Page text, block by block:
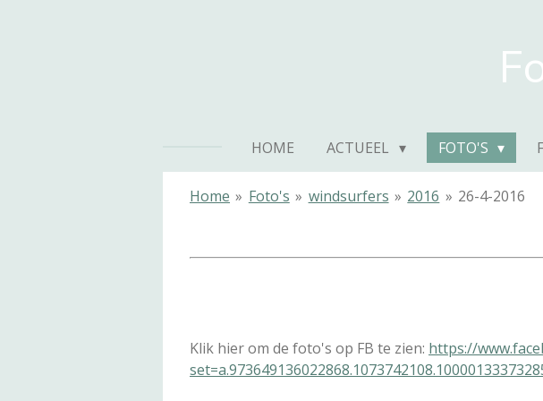
HOME ACTUEEL FOTO'S
Home » Foto's » windsurfers » 2016 » 26-4-2016
Klik hier om de foto's op FB te zien: https://